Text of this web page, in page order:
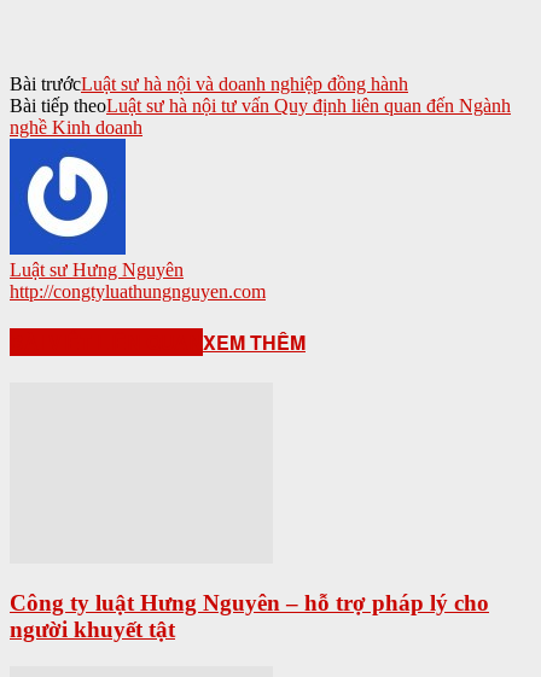
Bài trướcLuật sư hà nội và doanh nghiệp đồng hành
Bài tiếp theoLuật sư hà nội tư vấn Quy định liên quan đến Ngành
nghề Kinh doanh
Luật sư Hưng Nguyên
http://congtyluathungnguyen.com
XEM THÊM
Công ty luật Hưng Nguyên – hỗ trợ pháp lý cho
người khuyết tật